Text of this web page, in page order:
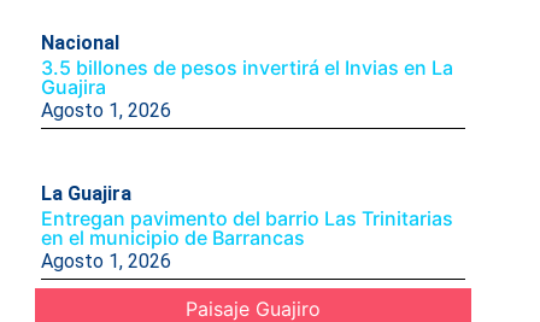
Nacional
3.5 billones de pesos invertirá el Invias en La
Guajira
Agosto 1, 2026
La Guajira
Entregan pavimento del barrio Las Trinitarias
en el municipio de Barrancas
Agosto 1, 2026
Paisaje Guajiro